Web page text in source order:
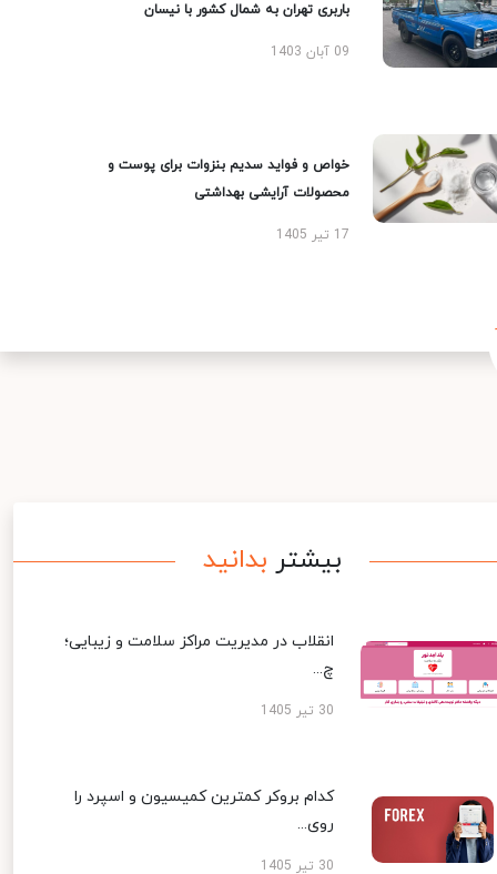
باربری تهران به شمال کشور با نیسان
09 آبان 1403
خواص و فواید سدیم بنزوات برای پوست و
محصولات آرایشی بهداشتی
17 تیر 1405
بیشتر بدانید
انقلاب در مدیریت مراکز سلامت و زیبایی؛
چ...
30 تیر 1405
کدام بروکر کمترین کمیسیون و اسپرد را
روی...
30 تیر 1405